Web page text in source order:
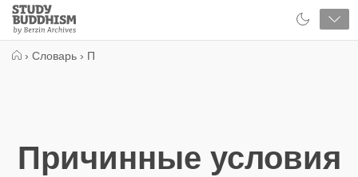
Close
Study
Buddhism
› Словарь › П
Причинные условия